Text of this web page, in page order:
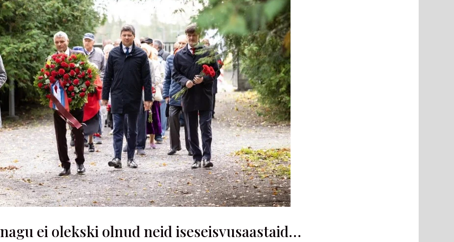
ei olekski olnud neid iseseisvusaastaid…